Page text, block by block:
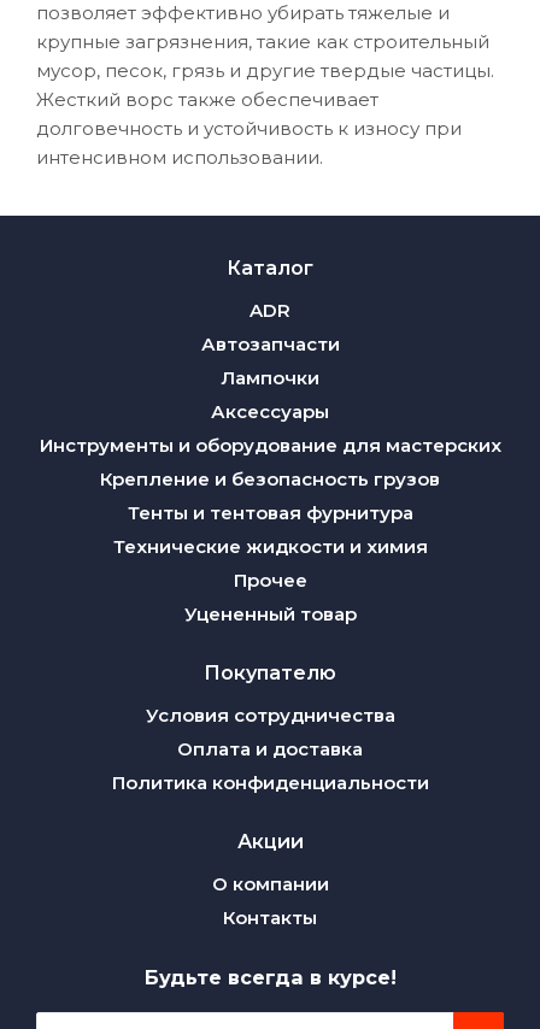
позволяет эффективно убирать тяжелые и
крупные загрязнения, такие как строительный
мусор, песок, грязь и другие твердые частицы.
Жесткий ворс также обеспечивает
долговечность и устойчивость к износу при
интенсивном использовании.
Каталог
ADR
Автозапчасти
Лампочки
Аксессуары
Инструменты и оборудование для мастерских
Крепление и безопасность грузов
Тенты и тентовая фурнитура
Технические жидкости и химия
Прочее
Уцененный товар
Покупателю
Условия сотрудничества
Оплата и доставка
Политика конфиденциальности
Акции
О компании
Контакты
Будьте всегда в курсе!